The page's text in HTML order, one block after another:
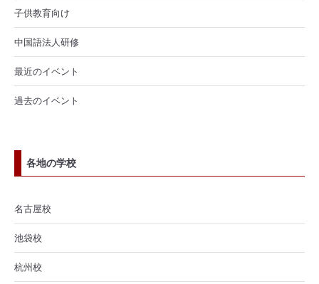
子供教育向け
中国語法人研修
最近のイベント
過去のイベント
各地の学校
名古屋校
池袋校
杭州校